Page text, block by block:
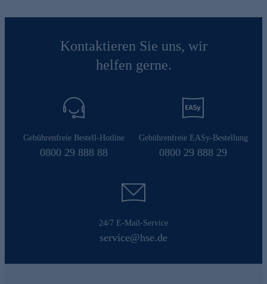
Kontaktieren Sie uns, wir
helfen gerne.
Gebührenfreie Bestell-Hotline
0800 29 888 88
Gebührenfreie EASy-Bestellung
0800 29 888 29
24/7 E-Mail-Service
service@hse.de